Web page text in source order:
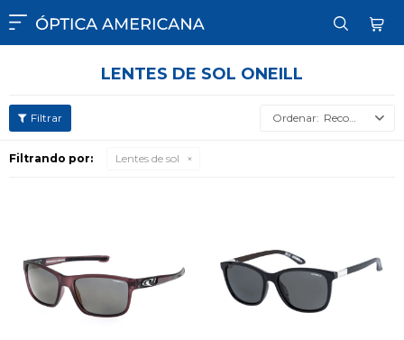

LENTES DE SOL ONEILL
Recomendados
Filtrando por: Lentes de sol